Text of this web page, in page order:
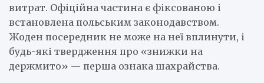
витрат. Офіційна частина є фіксованою і
встановлена польським законодавством.
Жоден посередник не може на неї вплинути, і
будь-які твердження про «знижки на
держмито» — перша ознака шахрайства.